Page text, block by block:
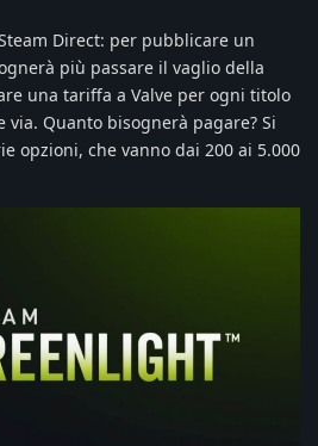
Direct: per pubblicare un
più passare il vaglio della
una tariffa a Valve per ogni titolo
Quanto bisognerà pagare? Si
opzioni, che vanno dai 200 ai 5.000